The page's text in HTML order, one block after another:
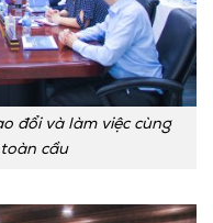
đổi và làm việc cùng
cầu